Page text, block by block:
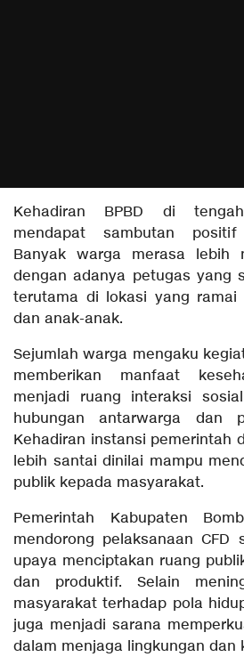
Kehadiran BPBD di
mendapat sambutan
Banyak warga merasa lebih
dengan adanya petugas yang
terutama di lokasi yang ramai
dan anak-anak.
Sejumlah warga mengaku
memberikan manfaat
menjadi ruang interaksi
hubungan antarwarga dan
Kehadiran instansi pemerintah
lebih santai dinilai mampu
publik kepada masyarakat.
Pemerintah Kabupaten
mendorong pelaksanaan CFD
upaya menciptakan ruang
dan produktif. Selain
masyarakat terhadap pola
juga menjadi sarana
dalam menjaga lingkungan dan